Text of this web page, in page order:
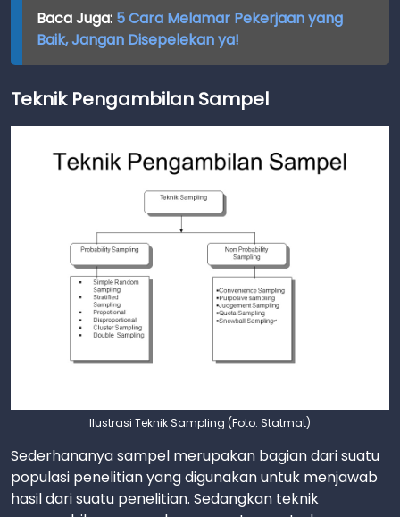
Baca Juga: 5 Cara Melamar Pekerjaan yang
Baik, Jangan Disepelekan ya!
Teknik Pengambilan Sampel
Ilustrasi Teknik Sampling (Foto: Statmat)
Sederhananya sampel merupakan bagian dari suatu
populasi penelitian yang digunakan untuk menjawab
hasil dari suatu penelitian. Sedangkan teknik